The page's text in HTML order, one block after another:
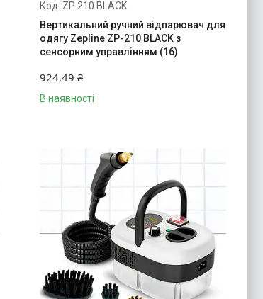
ZP 210 BLACK
Вертикальний ручний відпарювач для
одягу Zepline ZP-210 BLACK з
сенсорним управлінням (16)
924,49 ₴
В наявності